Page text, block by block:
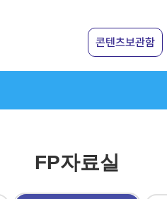
콘텐츠보관함
FP자료실